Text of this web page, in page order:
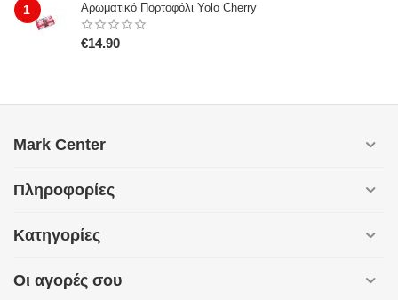
1 Αρωματικό Πορτοφόλι Yolo Cherry
€14.90
Mark Center
Πληροφορίες
Κατηγορίες
Οι αγορές σου